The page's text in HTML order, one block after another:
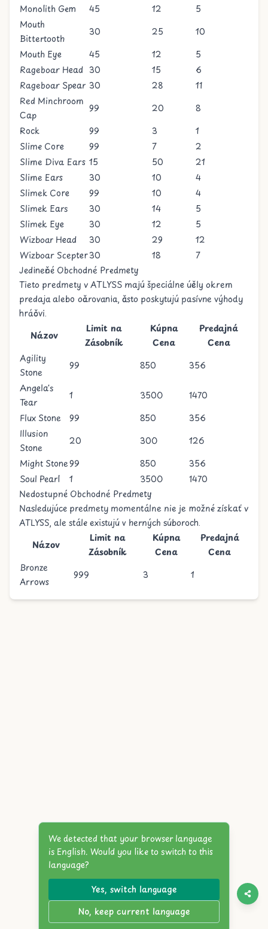
Monolith Gem
45 12
5
Mouth
Bittertooth
30 25
10
Mouth Eye
45 12
5
Rageboar Head 30 15
6
Rageboar Spear 30 28
11
Red Minchroom
Cap
99 20
8
Rock
99 3
1
Slime Core
99 7
2
Slime Diva Ears 15 50
21
Slime Ears
30 10
4
Slimek Core
99 10
4
Slimek Ears
30 14
5
Slimek Eye
30 12
5
Wizboar Head
30 29
12
Wizboar Scepter30 18
7
Jedinečné Obchodné Predmety
Tieto predmety v ATLYSS majú špeciálne účely okrem
predaja alebo očarovania, často poskytujú pasívne výhody
hráčovi.
Názov
Limit na
Zásobník
Kúpna
Cena
Predajná
Cena
Agility
Stone
99 850
356
Angela's
Tear
1 3500
1470
Flux Stone
99 850
356
Illusion
Stone
20 300
126
Might Stone99 850
356
Soul Pearl
1 3500
1470
Nedostupné Obchodné Predmety
Nasledujúce predmety momentálne nie je možné získať v
ATLYSS, ale stále existujú v herných súboroch.
Názov
Limit na
Zásobník
Kúpna
Cena
Predajná
Cena
Bronze
Arrows
999 3 1
We detected that your browser language
is English. Would you like to switch to this
language?
Yes, switch language
No, keep current language